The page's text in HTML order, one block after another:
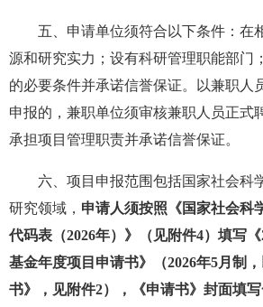
五、申请单位须符合以下条件：在
源和研究实力；设有科研管理职能部门
的必要条件并承诺信誉保证。以兼职人
申报的，兼职单位须审核兼职人员正式
承担项目管理职责并承诺信誉保证。
六、项目申报范围包括国家社会科
研究领域， 申请人须按照《国家社会科
代码表（2026年）》（见附件4）填写
基金年度项目申请书》（2026年5月制
书》，见附件2），《申请书》封面填写